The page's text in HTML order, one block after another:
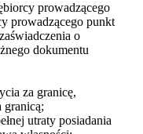
prowadzącego
prowadzącego punkt
o
dokumentu
za granicę,
granicą;
utraty posiadania